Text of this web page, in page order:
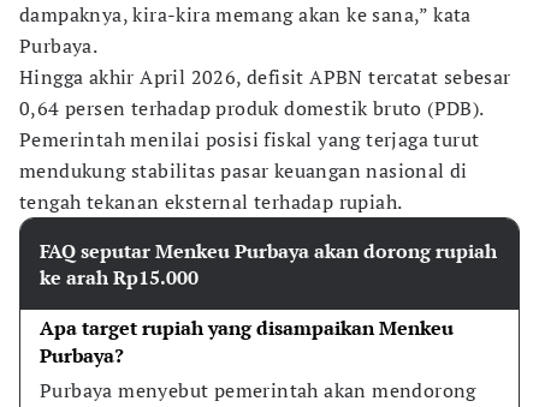
dampaknya, kira-kira memang akan ke sana,” kata
Purbaya.
Hingga akhir April 2026, defisit APBN tercatat sebesar
0,64 persen terhadap produk domestik bruto (PDB).
Pemerintah menilai posisi fiskal yang terjaga turut
mendukung stabilitas pasar keuangan nasional di
tengah tekanan eksternal terhadap rupiah.
FAQ seputar Menkeu Purbaya akan dorong rupiah
ke arah Rp15.000
Apa target rupiah yang disampaikan Menkeu
Purbaya?
Purbaya menyebut pemerintah akan mendorong